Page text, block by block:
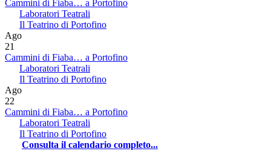
Cammini di Fiaba… a Portofino
Laboratori Teatrali
Il Teatrino di Portofino
Ago
21
Cammini di Fiaba… a Portofino
Laboratori Teatrali
Il Teatrino di Portofino
Ago
22
Cammini di Fiaba… a Portofino
Laboratori Teatrali
Il Teatrino di Portofino
Consulta il calendario completo...